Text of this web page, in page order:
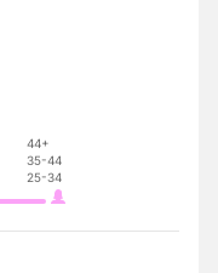
44+
35-44
25-34